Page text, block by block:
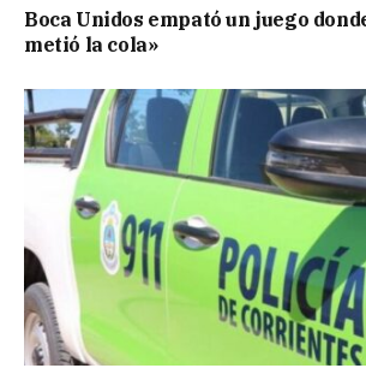
Boca Unidos empató un juego
metió la cola»